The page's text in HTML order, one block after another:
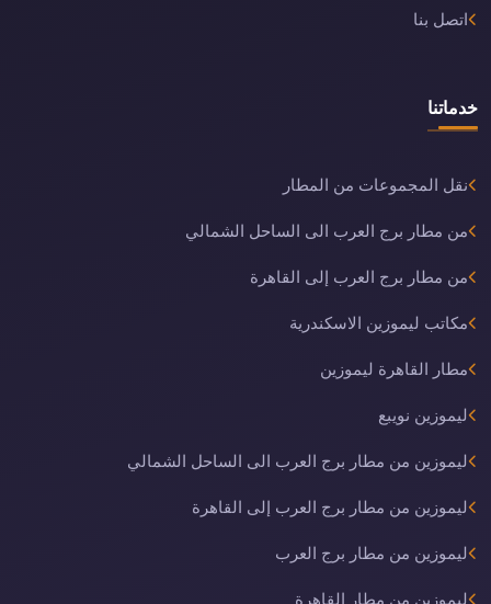
اتصل بنا
خدماتنا
نقل المجموعات من المطار
من مطار برج العرب الى الساحل الشمالي
من مطار برج العرب إلى القاهرة
مكاتب ليموزين الاسكندرية
مطار القاهرة ليموزين
ليموزين نويبع
ليموزين من مطار برج العرب الى الساحل الشمالي
ليموزين من مطار برج العرب إلى القاهرة
ليموزين من مطار برج العرب
ليموزين من مطار القاهرة